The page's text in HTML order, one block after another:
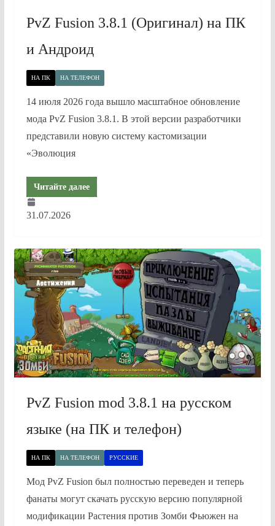
PvZ Fusion 3.8.1 (Оригинал) на ПК
и Андроид
НА ПК НА ТЕЛЕФОН
14 июля 2026 года вышло масштабное обновление
мода PvZ Fusion 3.8.1. В этой версии разработчики
представили новую систему кастомизации
«Эволюция
Читайте далее
31.07.2026
PvZ Fusion mod 3.8.1 на русском
языке (на ПК и телефон)
НА ПК НА ТЕЛЕФОН РУССКИЕ
Мод PvZ Fusion был полностью переведен и теперь
фанаты могут скачать русскую версию популярной
модификации Растения против Зомби Фьюжен на